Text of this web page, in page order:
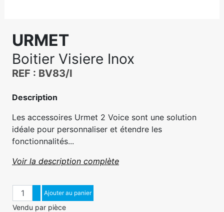
URMET
Boitier Visiere Inox
REF : BV83/I
Description
Les accessoires Urmet 2 Voice sont une solution
idéale pour personnaliser et étendre les
fonctionnalités...
Voir la description complète
QuantitéAugmenter quantité
Diminuer quantité
Ajouter au panier
Vendu par pièce